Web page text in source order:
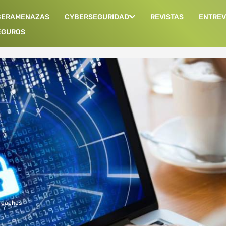
CYBERSEGURIDAD REVISTAS